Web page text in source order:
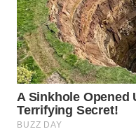
WN
TAPANULI
UTARA
WN
SAMOSIR